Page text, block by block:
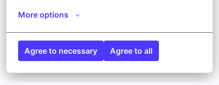
More options
Agree to necessary Agree to all